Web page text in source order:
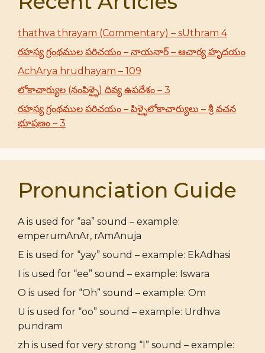
thathva thrayam (Commentary) – sUthram 4
రహస్య గ్రంథముల పరిచయం – నాయనార్ – ఆచార్య హృదయం
AchArya hrudhayam – 109
లోకాచార్యుల (నంపిళ్ళై) దివ్య ఉపదేశం – 3
రహస్య గ్రంథముల పరిచయం – పిళ్ళైలోకాచార్యులు – శ్రీ వచన
భూషణం – 3
Pronunciation Guide
A is used for “aa” sound – example:
emperumAnAr, rAmAnuja
E is used for “yay” sound – example: EkAdhasi
I is used for “ee” sound – example: Iswara
O is used for “Oh” sound – example: Om
U is used for “oo” sound – example: Urdhva
pundram
zh is used for very strong “l” sound – example: